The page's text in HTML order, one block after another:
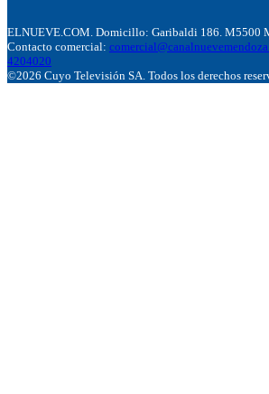
ELNUEVE.COM. Domicillo: Garibaldi 186. M5500
Contacto comercial:
4204020
©2026 Cuyo Televisión SA. Todos los derechos